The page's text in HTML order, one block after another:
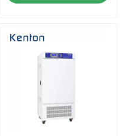
150L